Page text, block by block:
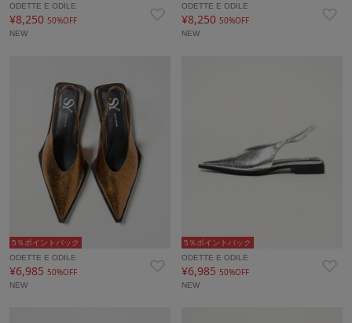
ODETTE E ODILE
¥8,250 50%OFF
NEW
ODETTE E ODILE
¥8,25050%OFF
NEW
5％ポイントバック
ODETTE E ODILE
¥6,985 50%OFF
NEW
5％ポイントバック
ODETTE E ODILE
¥6,985 50%OFF
NEW